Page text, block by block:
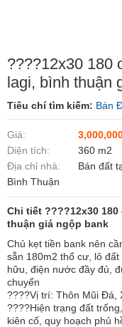
????12x30 180
lagi, bình thuận
Tiêu chí tìm kiếm: Bán
Giá:
Diện tích:
360 m2
Địa chỉ nhà:
Bán đất
Bình Thuận
Chi tiết ????12x30
thuận giá ngộp bank
Chủ kẹt tiền bank nên
sẵn 180m2 thổ cư, lô
hữu, điện nước đầy đủ,
chuyển
????Vị trí: Thôn Mũi Đá,
????Hiện trạng đất
kiên cố, quy hoạch phủ